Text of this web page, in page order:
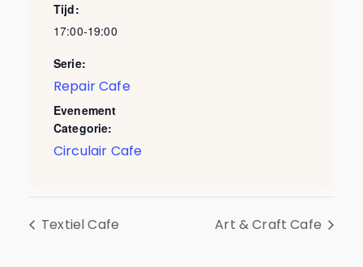
Tijd:
17:00-19:00
Serie:
Repair Cafe
Evenement
Categorie:
Circulair Cafe
Textiel Cafe Art & Craft Cafe